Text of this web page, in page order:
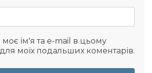
моє ім'я та e-mail в цьому
моїх подальших коментарів.